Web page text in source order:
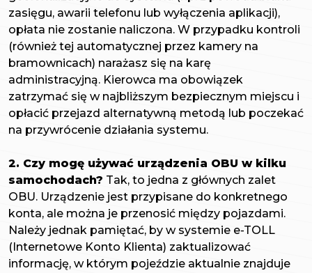
zasięgu, awarii telefonu lub wyłączenia aplikacji),
opłata nie zostanie naliczona. W przypadku kontroli
(również tej automatycznej przez kamery na
bramownicach) narażasz się na karę
administracyjną. Kierowca ma obowiązek
zatrzymać się w najbliższym bezpiecznym miejscu i
opłacić przejazd alternatywną metodą lub poczekać
na przywrócenie działania systemu.
2. Czy mogę używać urządzenia OBU w kilku
samochodach? Tak, to jedna z głównych zalet
OBU. Urządzenie jest przypisane do konkretnego
konta, ale można je przenosić między pojazdami.
Należy jednak pamiętać, by w systemie e-TOLL
(Internetowe Konto Klienta) zaktualizować
informację, w którym pojeździe aktualnie znajduje